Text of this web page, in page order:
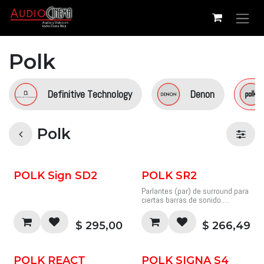
Ir al contenido
Polk
Definitive Technology Denon
Polk
POLK Sign SD2
$ 295,00
POLK SR2
Parlantes (par) de surround para
ciertas barras de sonido.
SR2
Parlantes (Par) envolventes
envolvente inalámbrico a
$ 266,49
POLK REACT
POLK SIGNA S4